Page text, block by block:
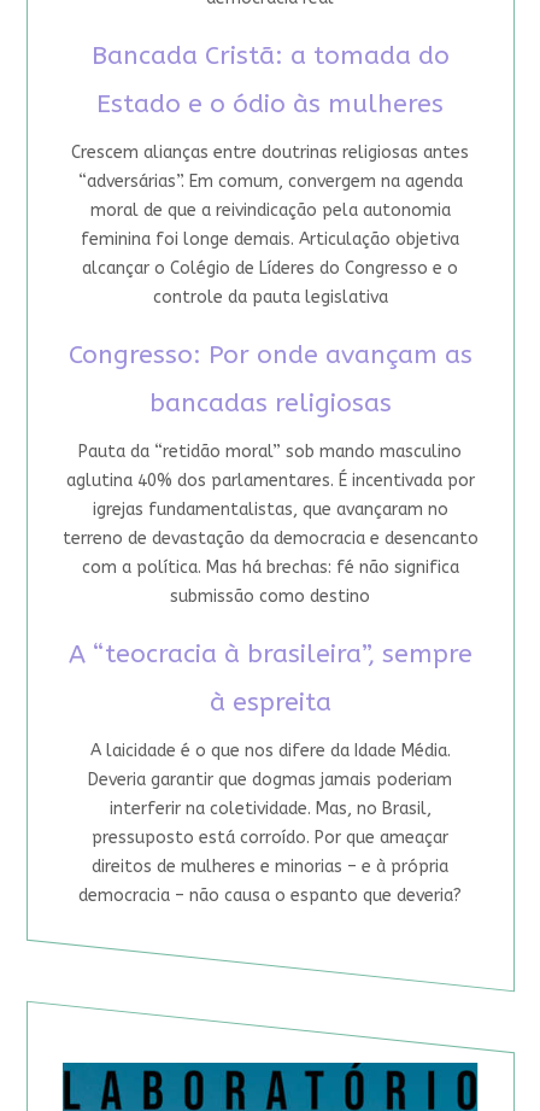
Bancada Cristã: a tomada do
Estado e o ódio às mulheres
Crescem alianças entre doutrinas religiosas antes
“adversárias”. Em comum, convergem na agenda
moral de que a reivindicação pela autonomia
feminina foi longe demais. Articulação objetiva
alcançar o Colégio de Líderes do Congresso e o
controle da pauta legislativa
Congresso: Por onde avançam as
bancadas religiosas
Pauta da “retidão moral” sob mando masculino
aglutina 40% dos parlamentares. É incentivada por
igrejas fundamentalistas, que avançaram no
terreno de devastação da democracia e desencanto
com a política. Mas há brechas: fé não significa
submissão como destino
A “teocracia à brasileira”, sempre
à espreita
A laicidade é o que nos difere da Idade Média.
Deveria garantir que dogmas jamais poderiam
interferir na coletividade. Mas, no Brasil,
pressuposto está corroído. Por que ameaçar
direitos de mulheres e minorias – e à própria
democracia – não causa o espanto que deveria?